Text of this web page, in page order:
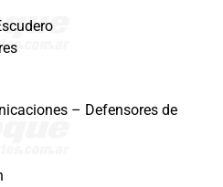
– Defensores de